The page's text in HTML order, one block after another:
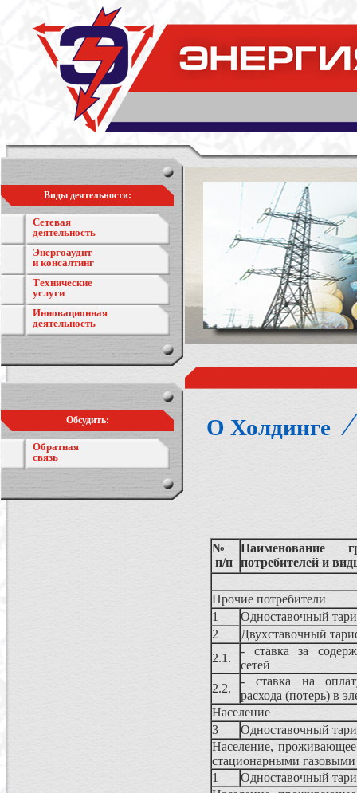
Виды деятельности:
Сетевая
деятельность
Энергоаудит
и консалтинг
Технические
услуги
Инновационная
деятельность
Обсудить:
Обратная
связь
О Холдинге
№
п/п
Наименование
потребителей и
Прочие потребители
1
Одноставочный
2
Двухставочный
2.1.
- ставка за
сетей
2.2.
- ставка на
расхода (потерь) в
Население
3
Одноставочный
Население,
стационарными
1
Одноставочный